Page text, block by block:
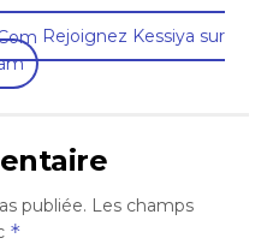
Rejoignez Kessiya sur
publiée. Les champs
*